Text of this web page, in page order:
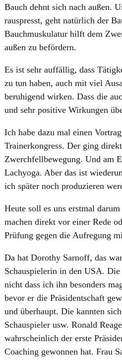
Bauch dehnt sich nach außen.
rauspresst, geht natürlich der
Bauchmuskulatur hilft dem
außen zu befördern.
Es ist sehr auffällig, dass
zu tun haben, auch mit viel
beruhigend wirken. Dass die
und sehr positive Wirkungen
Ich habe dazu mal einen
Trainerkongress. Der ging
Zwerchfellbewegung. Und am
Lachyoga. Aber das ist
ich später noch produzieren
Heute soll es uns erstmal
machen direkt vor einer Rede
Prüfung gegen die Aufregung
Da hat Dorothy Sarnoff, das
Schauspielerin in den USA.
nicht dass ich ihn besonders
bevor er die Präsidentschaft
und überhaupt. Die kannten
Schauspieler usw. Ronald
wahrscheinlich der erste
Coaching gewonnen hat. Frau